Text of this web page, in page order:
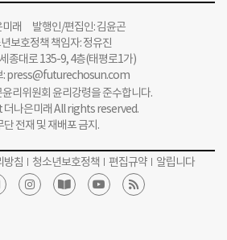
미래 발행인/편집인: 김윤곤
보호정책 책임자: 정유진
종대로 135-9, 4층(태평로1가)
:press@futurechosun.com
리위원회 윤리강령을 준수합니다.
나은미래 All rights reserved.
단 전재 및 재배포 금지.
방침 청소년보호정책 편집규약 알립니다